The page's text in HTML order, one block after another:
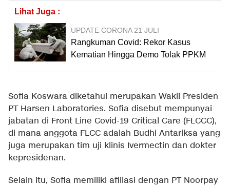
Lihat Juga :
UPDATE CORONA 21 JULI
Rangkuman Covid: Rekor Kasus
Kematian Hingga Demo Tolak PPKM
Sofia Koswara diketahui merupakan Wakil Presiden
PT Harsen Laboratories. Sofia disebut mempunyai
jabatan di Front Line Covid-19 Critical Care (FLCCC),
di mana anggota FLCC adalah Budhi Antariksa yang
juga merupakan tim uji klinis Ivermectin dan dokter
kepresidenan.
Selain itu, Sofia memiliki afiliasi dengan PT Noorpay